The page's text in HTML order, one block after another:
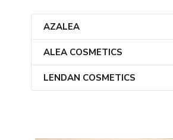
AZALEA
ALEA COSMETICS
LENDAN COSMETICS